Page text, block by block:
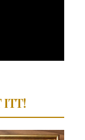
ITT!